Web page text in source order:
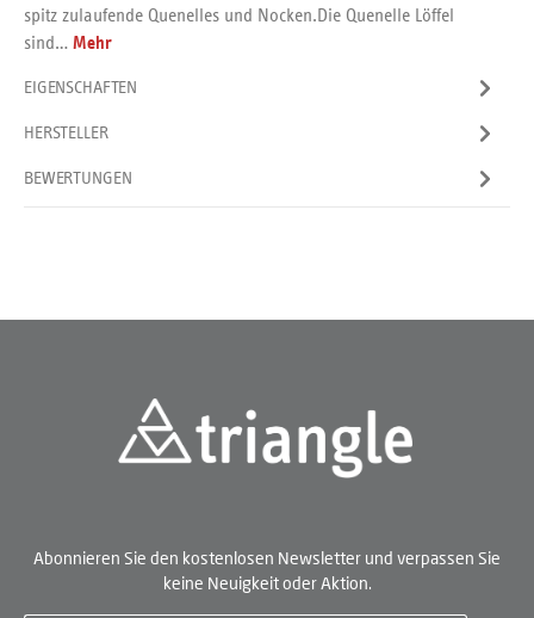
spitz zulaufende Quenelles und Nocken.Die Quenelle Löffel
sind… Mehr
EIGENSCHAFTEN
HERSTELLER
BEWERTUNGEN
Abonnieren Sie den kostenlosen Newsletter und verpassen Sie
keine Neuigkeit oder Aktion.